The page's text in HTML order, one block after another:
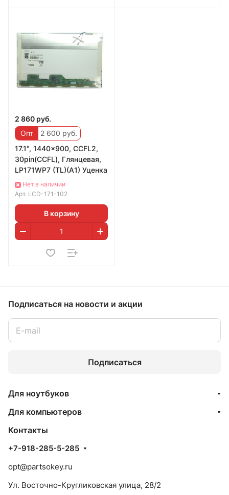
2 860 руб.
Опт
2 600 руб.
17.1", 1440x900, CCFL2,
30pin(CCFL), Глянцевая,
LP171WP7 (TL)(A1) Уценка
Нет в наличии
Арт. LCD-171-102
В корзину
Подписаться на новости и акции
Подписаться
Для ноутбуков
Для компьютеров
Контакты
+7-918-285-5-285
opt@partsokey.ru
Ул. Восточно-Кругликовская улица, 28/2